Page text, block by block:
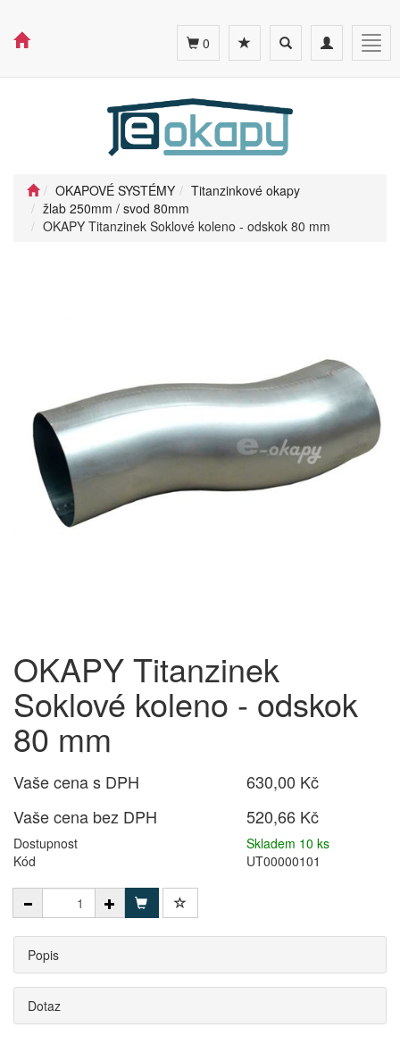
Toggle
navigation
Toggle
search
0
OKAPOVÉ SYSTÉMY
Titanzinkové okapy
žlab 250mm / svod 80mm
OKAPY Titanzinek Soklové koleno - odskok 80 mm
OKAPY Titanzinek
Soklové koleno - odskok
80 mm
Vaše cena s DPH
630,00 Kč
Vaše cena bez DPH
520,66 Kč
Dostupnost
Skladem 10 ks
Kód
UT00000101
Popis
Dotaz